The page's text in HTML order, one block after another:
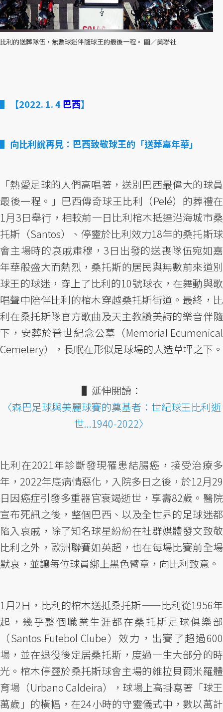
比利的送葬隊伍，無數球迷伴隨球王的最後一程。 圖／美聯社
【2022. 1. 4 巴西】
向比利說再見：巴西致敬球王的「送葬嘉年華」
「熱愛足球的人們高唱著，送別巴西最偉大的球員
最後一程。」巴西傳奇球王比利（Pelé）的葬禮在
1月3日舉行，相較前一日比利棺木抵達沿海城市桑
托斯（Santos）、停靈於比利效力18年的桑托斯球
會主場時的哀戚肅穆，3日出發的送喪隊伍宛如嘉
年華般盛大而熱烈，桑托斯的居民與無數前來道別
球王的球迷，穿上了比利的10號球衣，在舞動與歌
唱聲中陪伴比利的棺木穿越桑托斯街道。最終，比
利在桑托斯隊官方歌曲及天主教讚美詩的樂音伴隨
下，安葬於普世紀念公墓（Memorial Ecumenical
Cemetery），長眠在形似足球場的人造草坪之下。
▌延伸閱讀：
〈森巴足球與美麗球賽的奠基者：世紀球王比利逝
世...1940-2022〉
比利在2021年診斷發現罹患結腸癌，接受治療多
年，2022年底病情惡化，入院多日之後，於12月29
日因癌症引發多重器官衰竭逝世，享壽82歲。醫院
宣布死訊之後，整個巴西、以及全世界的足球迷都
陷入哀戚，除了知名球星紛紛在社群媒體發文致敬
比利之外，歐洲聯賽如英超，也在每場比賽前全場
默哀，並讓每位球員綁上黑色臂章，向比利致意。
1月2日，比利的棺木送抵桑托斯——比利從1956年
起，幾乎整個職業生涯都在桑托斯足球俱樂部
（Santos Futebol Clube）效力，出賽了超過600
場，並在退役後定居桑托斯，度過一生大部分的時
光。棺木停靈於桑托斯球會主場的維拉貝爾米羅體
育場（Urbano Caldeira），球場上高掛寫著「球王
萬歲」的橫幅，在24小時的守靈儀式中，數以萬計